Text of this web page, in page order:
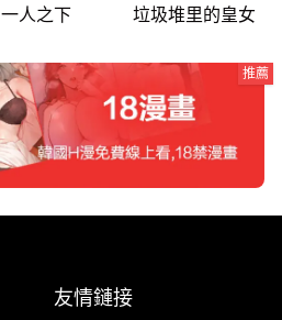
一人之下 垃圾堆里的皇女
推薦
友情鏈接